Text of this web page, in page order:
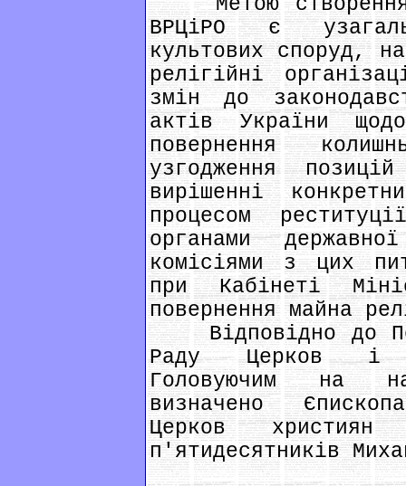
ВРЦіРО є
культових споруд,
релігійні
змін до
актів України
повернення
узгодження
вирішенні
процесом
органами
комісіями з цих
при Кабінеті
повернення майна
Відповідно до
Раду Церков і
Головуючим на
визначено
Церков
п'ятидесятників